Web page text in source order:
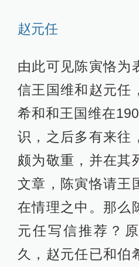
赵元任
由此可见陈寅恪为
信王国维和赵元任
希和和王国维在
识，之后多有来往
颇为敬重，并在其
文章，陈寅恪请王
在情理之中。那么
元任写信推荐？
久，赵元任已和伯